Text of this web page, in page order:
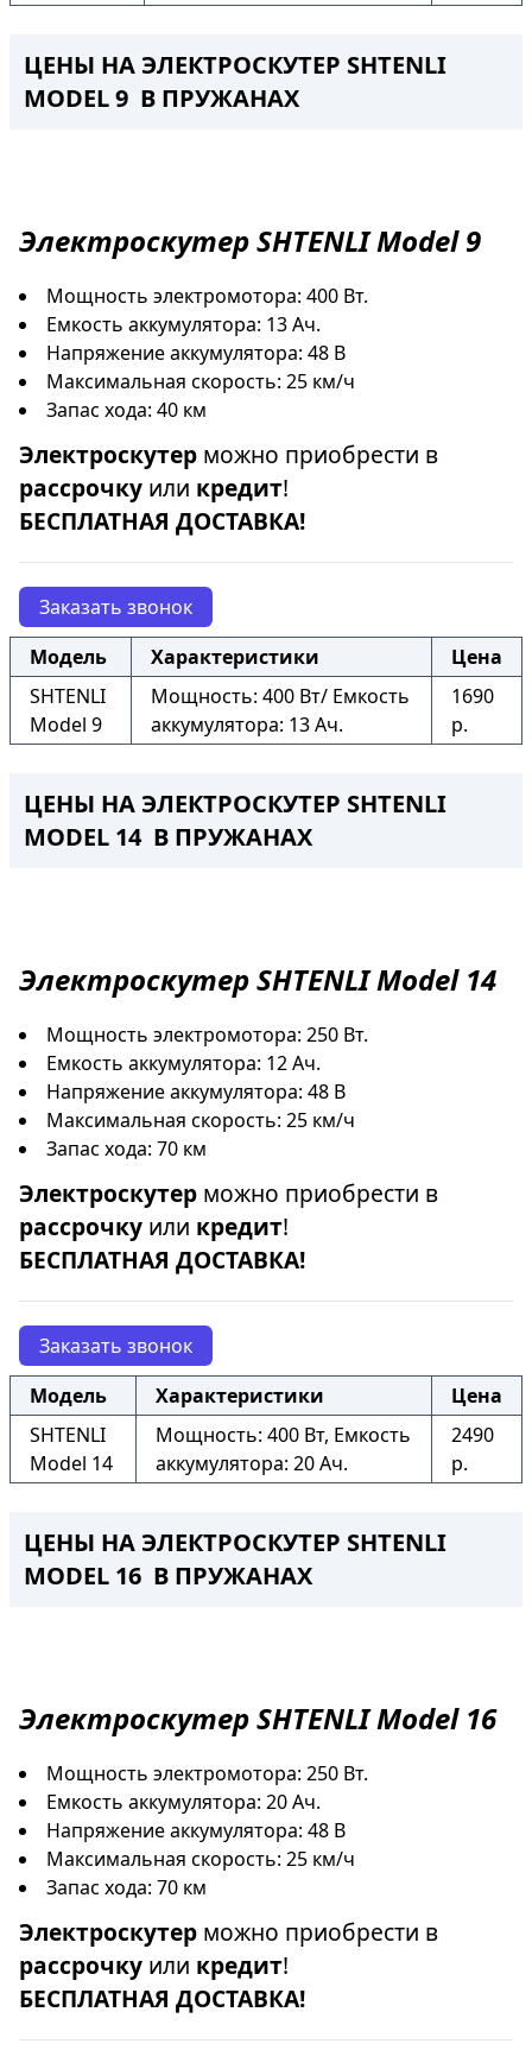
ЦЕНЫ НА ЭЛЕКТРОСКУТЕР SHTENLI
MODEL 9 В ПРУЖАНАХ
ЭлектроскутерSHTENLI Model 9
Мощность электромотора: 400 Вт.
Емкость аккумулятора: 13 Ач.
Напряжение аккумулятора: 48 В
Максимальная скорость: 25 км/ч
Запас хода: 40 км
Электроскутер можно приобрести в
рассрочку или кредит!
БЕСПЛАТНАЯ ДОСТАВКА!
Заказать звонок
Модель
Характеристики
Цена
SHTENLI
Model 9
Мощность: 400 Вт/ Емкость
аккумулятора: 13 Ач.
1690
р.
ЦЕНЫ НА ЭЛЕКТРОСКУТЕР SHTENLI
MODEL 14 В ПРУЖАНАХ
ЭлектроскутерSHTENLI Model 14
Мощность электромотора: 250 Вт.
Емкость аккумулятора: 12 Ач.
Напряжение аккумулятора: 48 В
Максимальная скорость: 25 км/ч
Запас хода: 70 км
Электроскутер можно приобрести в
рассрочку или кредит!
БЕСПЛАТНАЯ ДОСТАВКА!
Заказать звонок
Модель
Характеристики
Цена
SHTENLI
Model 14
Мощность: 400 Вт, Емкость
аккумулятора: 20 Ач.
2490
р.
ЦЕНЫ НА ЭЛЕКТРОСКУТЕР SHTENLI
MODEL 16 В ПРУЖАНАХ
ЭлектроскутерSHTENLI Model 16
Мощность электромотора: 250 Вт.
Емкость аккумулятора: 20 Ач.
Напряжение аккумулятора: 48 В
Максимальная скорость: 25 км/ч
Запас хода: 70 км
Электроскутер можно приобрести в
рассрочку или кредит!
БЕСПЛАТНАЯ ДОСТАВКА!